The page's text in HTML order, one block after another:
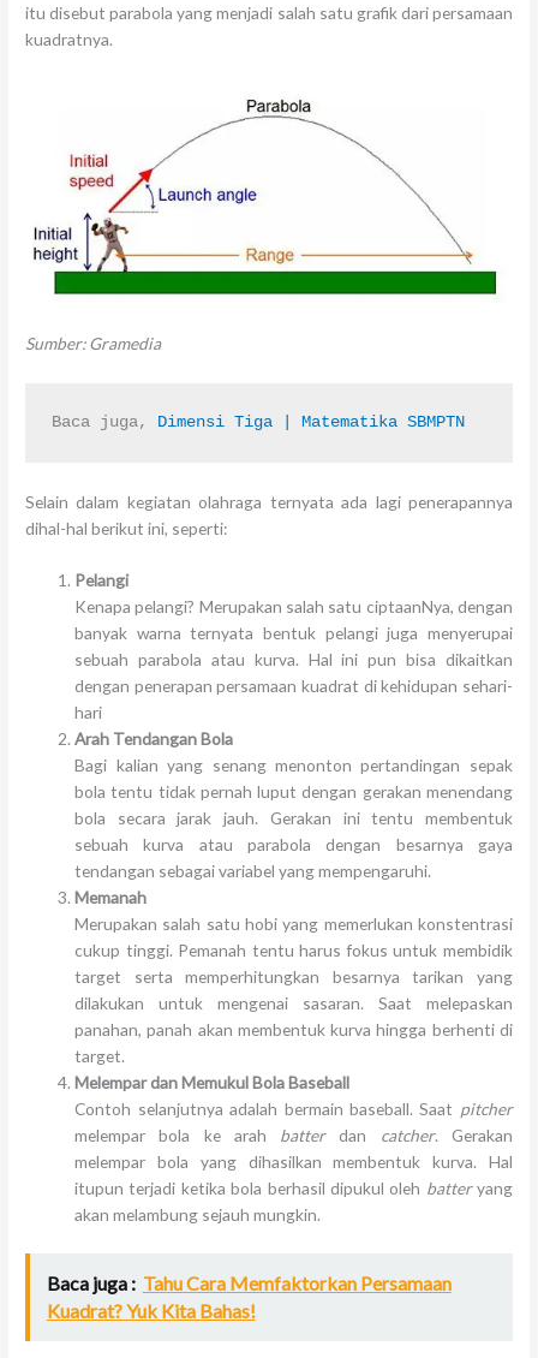
itu disebut parabola yang menjadi salah satu grafik dari persamaan
kuadratnya.
Sumber: Gramedia
Baca juga, Dimensi Tiga | Matematika SBMPTN
Selain dalam kegiatan olahraga ternyata ada lagi penerapannya
dihal-hal berikut ini, seperti:
Pelangi
Kenapa pelangi? Merupakan salah satu ciptaanNya, dengan
banyak warna ternyata bentuk pelangi juga menyerupai
sebuah parabola atau kurva. Hal ini pun bisa dikaitkan
dengan penerapan persamaan kuadrat di kehidupan sehari-
hari
Arah Tendangan Bola
Bagi kalian yang senang menonton pertandingan sepak
bola tentu tidak pernah luput dengan gerakan menendang
bola secara jarak jauh. Gerakan ini tentu membentuk
sebuah kurva atau parabola dengan besarnya gaya
tendangan sebagai variabel yang mempengaruhi.
Memanah
Merupakan salah satu hobi yang memerlukan konstentrasi
cukup tinggi. Pemanah tentu harus fokus untuk membidik
target serta memperhitungkan besarnya tarikan yang
dilakukan untuk mengenai sasaran. Saat melepaskan
panahan, panah akan membentuk kurva hingga berhenti di
target.
Melempar dan Memukul Bola Baseball
Contoh selanjutnya adalah bermain baseball. Saat pitcher
melempar bola ke arah batterdan catcher. Gerakan
melempar bola yang dihasilkan membentuk kurva. Hal
itupun terjadi ketika bola berhasil dipukul oleh batteryang
akan melambung sejauh mungkin.
Baca juga : Tahu Cara Memfaktorkan Persamaan
Kuadrat? Yuk Kita Bahas!